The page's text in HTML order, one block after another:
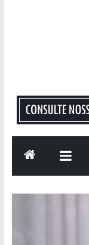
Grita
São
Paulo